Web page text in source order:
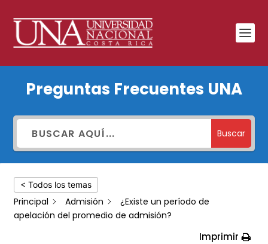
período
apelación
del
promedio
de
Preguntas Frecuentes UNA
Buscar
< Todos los temas
Principal Admisión
¿Existe un período de
apelación del promedio de admisión?
Imprimir